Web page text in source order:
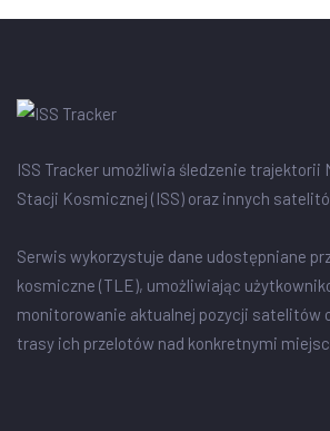
ISS Tracker umożliwia śledzenie trajektorii
Stacji Kosmicznej (ISS) oraz innych
Serwis wykorzystuje dane udostępniane
kosmiczne (TLE), umożliwiając
monitorowanie aktualnej pozycji satelitów
trasy ich przelotów nad konkretnymi